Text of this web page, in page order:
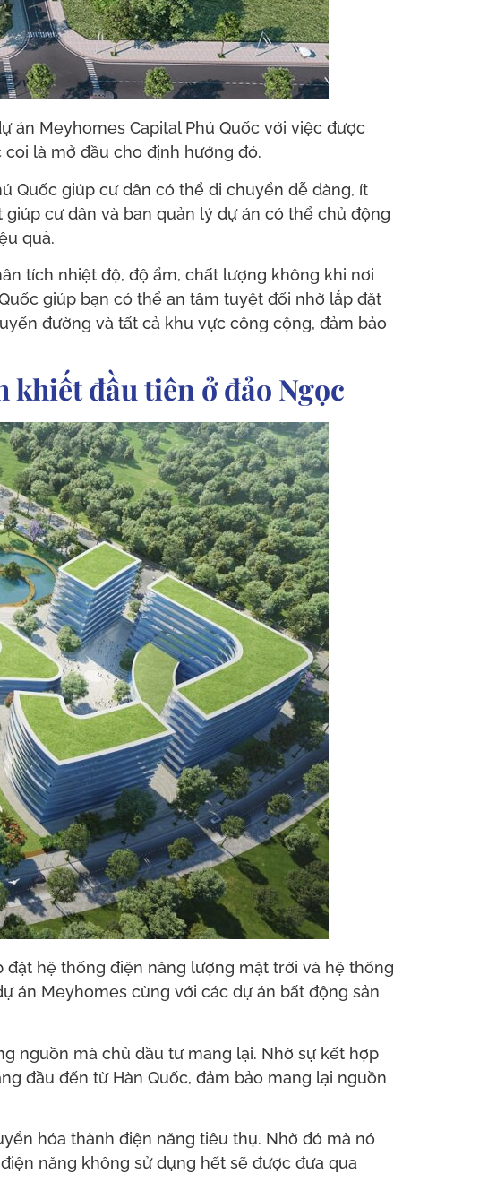
án Meyhomes Capital Phú Quốc với việc được
là mở đầu cho định hướng đó.
Quốc giúp cư dân có thể di chuyển dễ dàng, ít
cư dân và ban quản lý dự án có thể chủ động
quả.
tích nhiệt độ, độ ẩm, chất lượng không khi nơi
giúp bạn có thể an tâm tuyệt đối nhờ lắp đặt
đường và tất cả khu vực công cộng, đảm bảo
đầu tiên ở đảo Ngọc
đặt hệ thống điện năng lượng mặt trời và hệ thống
án Meyhomes cùng với các dự án bất động sản
nguồn mà chủ đầu tư mang lại. Nhờ sự kết hợp
đầu đến từ Hàn Quốc, đảm bảo mang lại nguồn
hóa thành điện năng tiêu thụ. Nhờ đó mà nó
năng không sử dụng hết sẽ được đưa qua